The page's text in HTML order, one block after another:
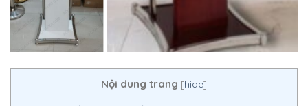
Nội dung trang [hide]